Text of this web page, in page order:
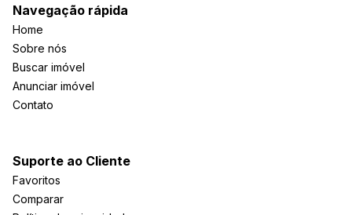
Navegação rápida
Home
Sobre nós
Buscar imóvel
Anunciar imóvel
Contato
Suporte ao Cliente
Favoritos
Comparar